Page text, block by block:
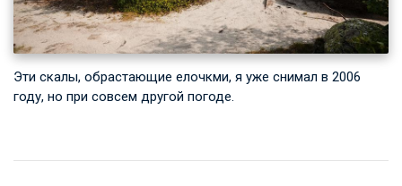
Эти скалы, обрастающие елочкми, я уже снимал в 2006
году, но при совсем другой погоде.